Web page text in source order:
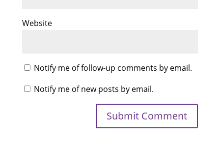
Website
Notify me of follow-up comments by email.
Notify me of new posts by email.